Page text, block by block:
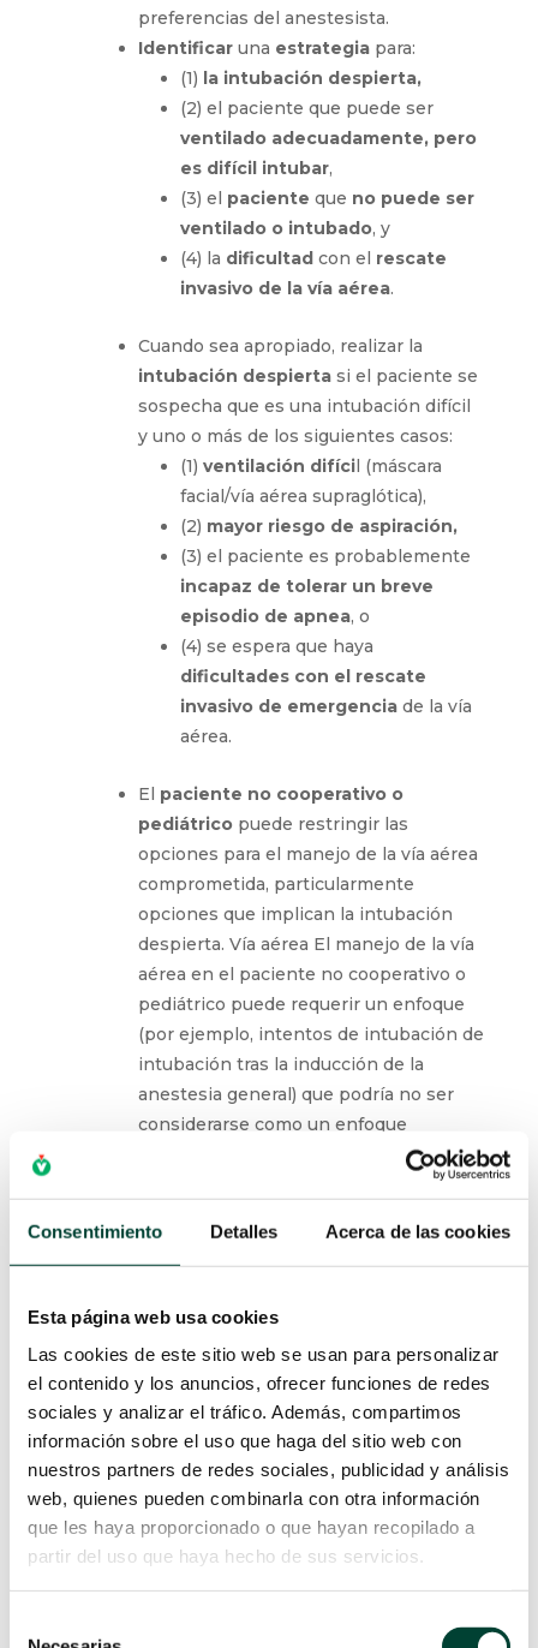
Consentimiento Detalles Acerca de las cookies
Esta página web usa cookies
Las cookies de este sitio web se usan para personalizar
el contenido y los anuncios, ofrecer funciones de redes
sociales y analizar el tráfico. Además, compartimos
información sobre el uso que haga del sitio web con
nuestros partners de redes sociales, publicidad y análisis
web, quienes pueden combinarla con otra información
que les haya proporcionado o que hayan recopilado a
partir del uso que haya hecho de sus servicios.
preferencias del anestesista.
Identificar una estrategia para:
(1) la intubación despierta,
(2) el paciente que puede ser
ventilado adecuadamente, pero
es difícil intubar,
(3) el paciente que no puede ser
ventilado o intubado, y
(4) la dificultadcon el rescate
invasivo de la vía aérea.
Cuando sea apropiado, realizar la
intubación despiertasi el paciente se
sospecha que es una intubación difícil
y uno o más de los siguientes casos:
(1) ventilación difícil (máscara
facial/vía aérea supraglótica),
(2) mayor riesgo de aspiración,
(3) el paciente es probablemente
incapaz de tolerar un breve
episodio de apnea, o
(4) se espera que haya
dificultades con el rescate
invasivo de emergenciade la vía
aérea.
El paciente no cooperativo o
pediátricopuede restringir las
opciones para el manejo de la vía aérea
comprometida, particularmente
opciones que implican la intubación
despierta. Vía aérea El manejo de la vía
aérea en el paciente no cooperativo o
pediátrico puede requerir un enfoque
(por ejemplo, intentos de intubación de
intubación tras la inducción de la
anestesia general) que podría no ser
considerarse como un enfoque
primario en un paciente cooperativo.
Proceder al manejo de la vía aérea
general
cuando se considere que los
beneficios superan los riesgos.
maniobra(s) de la vía aérea para facilitar
la intubación.
Antes de intentar la intubación de la vía
aérea difícil prevista, determinar el
beneficio de un enfoque no invasivo
frente al invasivo para el manejo de
la vía aérea.
identificar una secuencia preferida de